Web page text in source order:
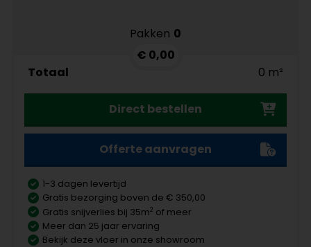
Pakken 0
€ 0,00
Totaal
0 m²
Direct bestellen
Offerte aanvragen
1-3 dagen levertijd
Gratis bezorging boven de € 350,00
Gratis snijverlies bij 35m2 of meer
Meer dan 25 jaar ervaring
Bekijk deze vloer in onze showroom